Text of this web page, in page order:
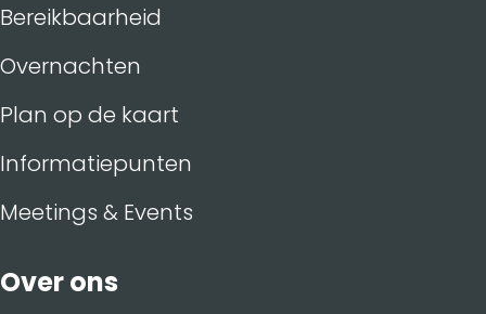
Bereikbaarheid
Overnachten
Plan op de kaart
Informatiepunten
Meetings & Events
Over ons